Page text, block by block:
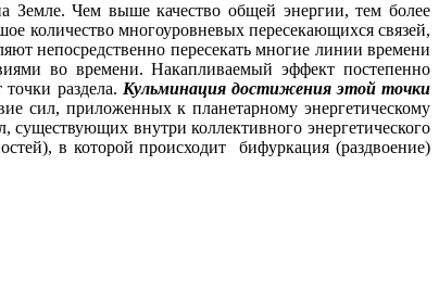
Чем выше качество общей энергии, тем более
количество многоуровневых пересекающихся связей,
непосредственно пересекать многие линии времени
во времени. Накапливаемый эффект постепенно
раздела. Кульминация достижения этой точки
сил, приложенных к планетарному энергетическому
внутри коллективного энергетического
в которой происходит бифуркация (раздвоение)